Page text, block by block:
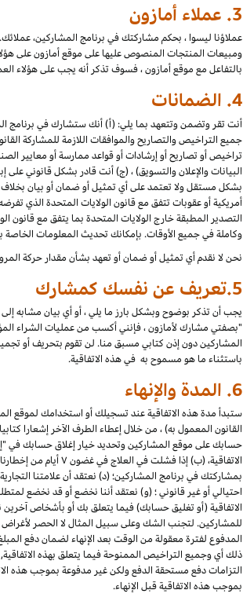
3. عملاء أمازون
عملاؤنا ليسوا ، بحكم مشاركتك في برنامج المشاركين،
ومبيعات المنتجات المنصوص عليها على موقع أمازون على
بالتفاعل مع موقع أمازون ، فسوف تذكر أنه يجب على هؤلاء
4. الضمانات
أنت تقر وتضمن وتتعهد بما يلي: (أ) أنك ستشارك في برنامج
جميع التراخيص والتصاريح والموافقات اللازمة للمشاركة
تراخيص أو تصاريح أو إرشادات أو قواعد ممارسة أو معايير
البيانات والإعلان والتسويق) ، (ج) أنت قادر بشكل قانوني
بشكل مستقل ولا تعتمد على أي تمثيل أو ضمان أو بيان
أمريكية أو عقوبات تتفق مع قانون الولايات المتحدة الذي
التصدير المطبقة خارج الولايات المتحدة بما يتفق مع قانون
وكاملة في جميع الأوقات. بإمكانك تحديث المعلومات
نحن لا نقدم أي تمثيل أو ضمان أو تعهد بشأن مقدار حركة
5. تعريف عن نفسك كمشارك
يجب أن تذكر بوضوح وبشكل بارز ما يلي ، أو أي بيان مشابه
"بصفتي مشارك لأمازون ، فإنني أكسب من عمليات الشراء
المشاركين دون إذن كتابي مسبق منا. لن تقوم بتحريف أو تجميل
باستثناء ما هو مسموح به في هذه الاتفاقية.
6. المدة والإنهاء
ستبدأ مدة هذه الاتفاقية عند تسجيلك أو استخدامك لموقع
حسابك على موقع المشاركين وتحديد خيار إغلاق حسابك في
الاتفاقية، (ب)
بمشاركتك في برنامج المشاركين؛ (د) نعتقد أن علامتنا
احتيالي أو غير قانوني ؛ (و) نعتقد أننا نخضع أو قد نخضع
الاتفاقية (أو تغليق حسابك) فيما يتعلق بك أو بأشخاص
المدفوع لفترة معقولة من الوقت بعد الإنهاء لضمان دفع
التزامات دفع مستحقة الدفع ولكن غير مدفوعة بموجب هذه
بموجب هذه الاتفاقية قبل الإنهاء.